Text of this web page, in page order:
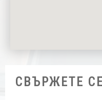
СВЪРЖЕТЕ